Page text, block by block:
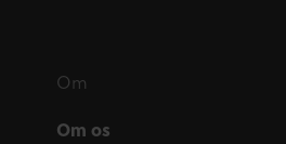
Om
Om os